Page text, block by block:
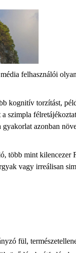
felhasználói
kognitív torzítást,
szimpla
azonban
több mint kilencezer
vagy irreálisan
fül,